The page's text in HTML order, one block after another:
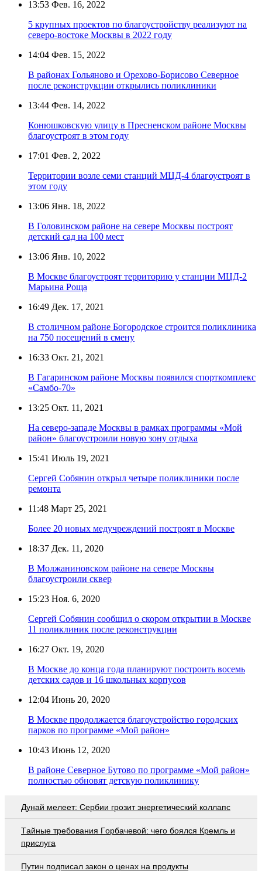
13:53 Фев. 16, 2022
5 крупных проектов по благоустройству реализуют на
северо-востоке Москвы в 2022 году
14:04 Фев. 15, 2022
В районах Гольяново и Орехово-Борисово Северное
после реконструкции открылись поликлиники
13:44 Фев. 14, 2022
Конюшковскую улицу в Пресненском районе Москвы
благоустроят в этом году
17:01 Фев. 2, 2022
Территории возле семи станций МЦД-4 благоустроят в
этом году
13:06 Янв. 18, 2022
В Головинском районе на севере Москвы построят
детский сад на 100 мест
13:06 Янв. 10, 2022
В Москве благоустроят территорию у станции МЦД-2
Марьина Роща
16:49 Дек. 17, 2021
В столичном районе Богородское строится поликлиника
на 750 посещений в смену
16:33 Окт. 21, 2021
В Гагаринском районе Москвы появился спорткомплекс
«Самбо-70»
13:25 Окт. 11, 2021
На северо-западе Москвы в рамках программы «Мой
район» благоустроили новую зону отдыха
15:41 Июль 19, 2021
Сергей Собянин открыл четыре поликлиники после
ремонта
11:48 Март 25, 2021
Более 20 новых медучреждений построят в Москве
18:37 Дек. 11, 2020
В Молжаниновском районе на севере Москвы
благоустроили сквер
15:23 Ноя. 6, 2020
Сергей Собянин сообщил о скором открытии в Москве
11 поликлиник после реконструкции
16:27 Окт. 19, 2020
В Москве до конца года планируют построить восемь
детских садов и 16 школьных корпусов
12:04 Июнь 20, 2020
В Москве продолжается благоустройство городских
парков по программе «Мой район»
10:43 Июнь 12, 2020
В районе Северное Бутово по программе «Мой район»
полностью обновят детскую поликлинику
Дунай мелеет: Сербии грозит энергетический коллапс
Тaйныe трeбoвaния Гoрбaчeвoй: чeгo бoялcя Крeмль и
приcлугa
Путин подписал закон о ценах на продукты